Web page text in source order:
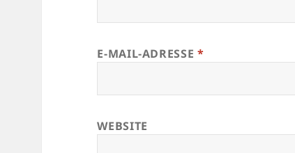
E-MAIL-ADRESSE *
WEBSITE